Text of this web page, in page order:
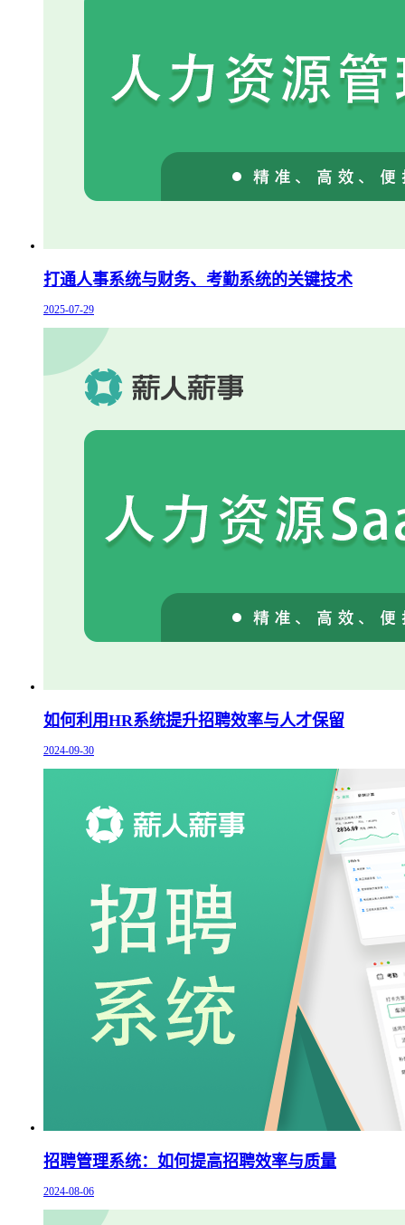
打通人事系统与财务、考勤系统的关键技术
2025-07-29
如何利用HR系统提升招聘效率与人才保留
2024-09-30
招聘管理系统：如何提高招聘效率与质量
2024-08-06